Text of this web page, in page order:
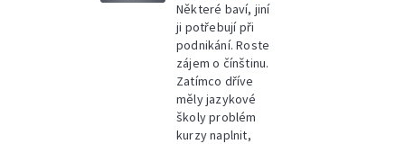
Některé baví, jiní
ji potřebují při
podnikání. Roste
zájem o čínštinu.
Zatímco dříve
měly jazykové
školy problém
kurzy naplnit,